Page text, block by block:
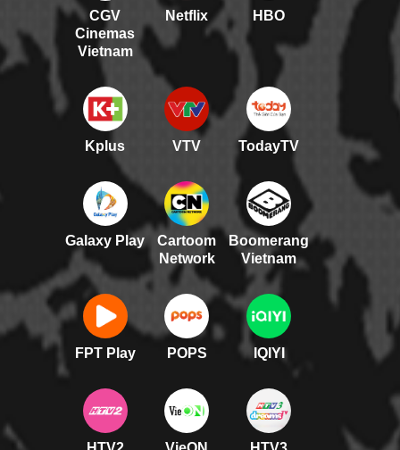
CGV
Cinemas
Vietnam
Netflix HBO
Kplus VTV TodayTV
Galaxy Play
Cartoom
Network
Boomerang
Vietnam
FPT Play POPS IQIYI